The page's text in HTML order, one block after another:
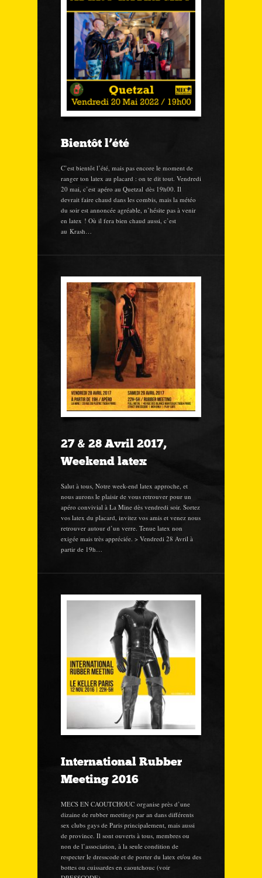
Bientôt l’été
C’est bientôt l’été, mais pas encore le moment de
ranger ton latex au placard : on te dit tout. Vendredi
20 mai, c’est apéro au Quetzal dès 19h00. Il
devrait faire chaud dans les combis, mais la météo
du soir est annoncée agréable, n’hésite pas à venir
en latex ! Où il fera bien chaud aussi, c’est
au Krash…
27 & 28 Avril 2017,
Weekend latex
Salut à tous, Notre week-end latex approche, et
nous aurons le plaisir de vous retrouver pour un
apéro convivial à La Mine dès vendredi soir. Sortez
vos latex du placard, invitez vos amis et venez nous
retrouver autour d’un verre. Tenue latex non
exigée mais très appréciée. > Vendredi 28 Avril à
partir de 19h…
International Rubber
Meeting 2016
MECS EN CAOUTCHOUC organise près d’une
dizaine de rubber meetings par an dans différents
sex clubs gays de Paris principalement, mais aussi
de province. Il sont ouverts à tous, membres ou
non de l’association, à la seule condition de
respecter le dresscode et de porter du latex et/ou des
bottes ou cuissardes en caoutchouc (voir